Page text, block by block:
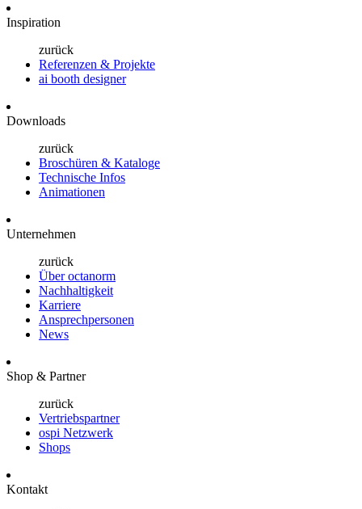
Inspiration
zurück
Referenzen & Projekte
ai booth designer
Downloads
zurück
Broschüren & Kataloge
Technische Infos
Animationen
Unternehmen
zurück
Über octanorm
Nachhaltigkeit
Karriere
Ansprechpersonen
News
Shop & Partner
zurück
Vertriebspartner
ospi Netzwerk
Shops
Kontakt